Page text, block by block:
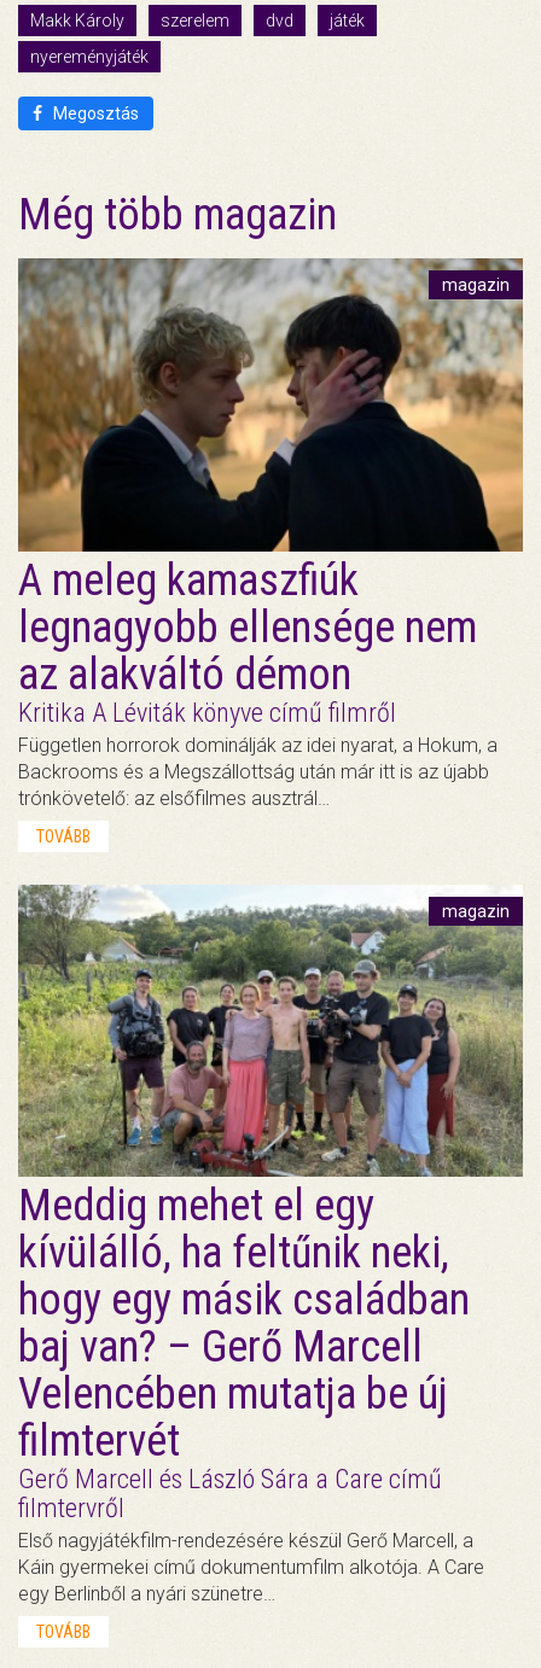
Makk Károly szerelem dvd
játék
nyereményjáték
Megosztás
Még több magazin
magazin
A meleg kamaszfiúk
legnagyobb ellensége nem
az alakváltó démon
Kritika A Léviták könyve című filmről
Független horrorok dominálják az idei nyarat, a Hokum, a
Backrooms és a Megszállottság után már itt is az újabb
trónkövetelő: az elsőfilmes ausztrál…
TOVÁBB
magazin
Meddig mehet el egy
kívülálló, ha feltűnik neki,
hogy egy másik családban
baj van? – Gerő Marcell
Velencében mutatja be új
filmtervét
Gerő Marcell és László Sára a Care című
filmtervről
Első nagyjátékfilm-rendezésére készül Gerő Marcell, a
Káin gyermekei című dokumentumfilm alkotója. A Care
egy Berlinből a nyári szünetre…
TOVÁBB